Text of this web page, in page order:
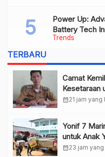
Trends
Power Up:
Battery Tech
TERBARU
Camat
Kesetaraan
calendar_month21 jam yang
Yonif 7
untuk Anak
calendar_month23 jam yang